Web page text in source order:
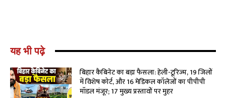
यह भी पढ़े
बिहार कैबिनेट का बड़ा फैसला: हेली-टूरिज्म, 19 जिलों
में विशेष कोर्ट, और 16 मेडिकल कॉलेजों का पीपीपी
मॉडल मंजूर; 17 मुख्य प्रस्तावों पर मुहर